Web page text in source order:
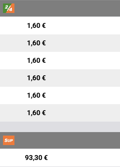
1,60 €
1,60 €
1,60 €
1,60 €
1,60 €
1,60 €
93,30 €